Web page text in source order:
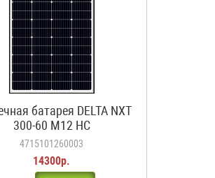
батарея DELTA NXT
300-60 M12 HC
4715101260003
14300р.